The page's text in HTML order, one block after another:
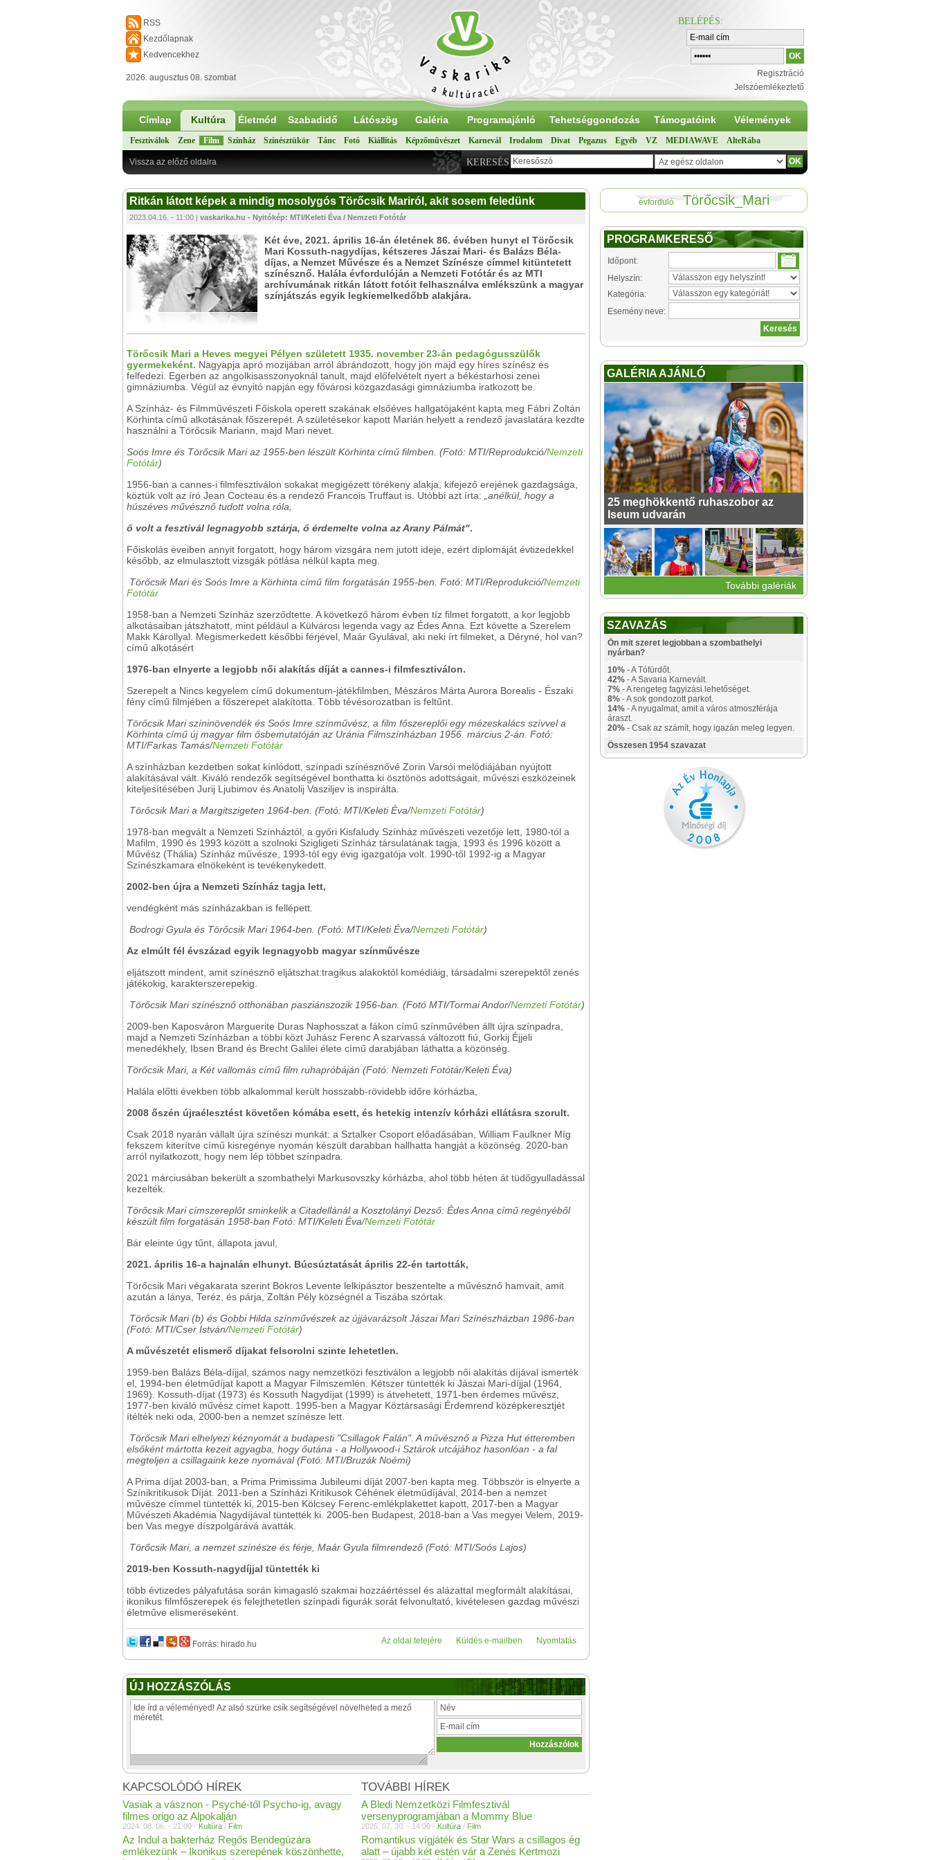
RSS
Kezdőlapnak
Kedvencekhez
2026. augusztus 08. szombat
BELÉPÉS:
Regisztráció
Jelszóemlékeztető
Címlap Kultúra Életmód Szabadidő Látószög Galéria Programajánló Tehetséggondozás Támogatóink Vélemények
Fesztiválok Zene Film Színház Színésztükör Tánc Fotó Kiállítás Képzőművészet Karnevál Irodalom Divat Pegazus Egyéb VZ MEDIAWAVE AlteRába
KERESÉS
Vissza az előző oldalra
Ritkán látott képek a mindig mosolygós Törőcsik Mariról, akit sosem feledünk
2023.04.16. - 11:00 | vaskarika.hu - Nyitókép: MTI/Keleti Éva / Nemzeti Fotótár
Két éve, 2021. április 16-án életének 86. évében hunyt el Törőcsik
Mari Kossuth-nagydíjas, kétszeres Jászai Mari- és Balázs Béla-
díjas, a Nemzet Művésze és a Nemzet Színésze címmel kitüntetett
színésznő. Halála évfordulóján a Nemzeti Fotótár és az MTI
archívumának ritkán látott fotóit felhasználva emlékszünk a magyar
színjátszás egyik legkiemelkedőbb alakjára.
Törőcsik Mari a Heves megyei Pélyen született 1935. november 23-án pedagógusszülők
gyermekeként. Nagyapja apró mozijában arról ábrándozott, hogy jön majd egy híres színész és
felfedezi. Egerben az angolkisasszonyoknál tanult, majd előfelvételt nyert a békéstarhosi zenei
gimnáziumba. Végül az évnyitó napján egy fővárosi közgazdasági gimnáziumba iratkozott be.
A Színház- és Filmművészeti Főiskola operett szakának elsőéves hallgatójaként kapta meg Fábri Zoltán
Körhinta című alkotásának főszerepét. A születésekor kapott Marián helyett a rendező javaslatára kezdte
használni a Törőcsik Mariann, majd Mari nevet.
Soós Imre és Törőcsik Mari az 1955-ben lészült Körhinta című filmben. (Fotó: MTI/Reprodukció/Nemzeti
Fotótár)
1956-ban a cannes-i filmfesztiválon sokakat megigézett törékeny alakja, kifejező erejének gazdagsága,
köztük volt az író Jean Cocteau és a rendező Francois Truffaut is. Utóbbi azt írta:
„anélkül, hogy a
húszéves művésznő tudott volna róla,
ő volt a fesztivál legnagyobb sztárja, ő érdemelte volna az Arany Pálmát".
Főiskolás éveiben annyit forgatott, hogy három vizsgára nem jutott ideje, ezért diplomáját évtizedekkel
később, az elmulasztott vizsgák pótlása nélkül kapta meg.
Törőcsik Mari és Soós Imre a Körhinta című film forgatásán 1955-ben. Fotó: MTI/Reprodukció/Nemzeti
Fotótár
1958-ban a Nemzeti Színház szerződtette. A következő három évben tíz filmet forgatott, a kor legjobb
alkotásaiban játszhatott, mint például a Külvárosi legenda vagy az Édes Anna. Ezt követte a Szerelem
Makk Károllyal. Megismerkedett későbbi férjével, Maár Gyulával, aki neki írt filmeket, a Déryné, hol van?
című alkotásért
1976-ban elnyerte a legjobb női alakítás díját a cannes-i filmfesztiválon.
Szerepelt a Nincs kegyelem című dokumentum-játékfilmben, Mészáros Márta Aurora Borealis - Északi
fény című filmjében a főszerepet alakította. Több tévésorozatban is feltűnt.
Törőcsik Mari színinövendék és Soós Imre színművész, a film főszereplői egy mézeskalács szívvel a
Körhinta című új magyar film ősbemutatóján az Uránia Filmszínházban 1956. március 2-án. Fotó:
MTI/Farkas Tamás/Nemzeti Fotótár
A színházban kezdetben sokat kínlódott, színpadi színésznővé Zorin Varsói melódiájában nyújtott
alakításával vált. Kiváló rendezők segítségével bonthatta ki ösztönös adottságait, művészi eszközeinek
kiteljesítésében Jurij Ljubimov és Anatolij Vasziljev is inspirálta.
Törőcsik Mari a Margitszigeten 1964-ben. (Fotó: MTI/Keleti Éva/Nemzeti Fotótár)
1978-ban megvált a Nemzeti Színháztól, a győri Kisfaludy Színház művészeti vezetője lett, 1980-tól a
Mafilm, 1990 és 1993 között a szolnoki Szigligeti Színház társulatának tagja, 1993 és 1996 között a
Művész (Thália) Színház művésze, 1993-tól egy évig igazgatója volt. 1990-től 1992-ig a Magyar
Színészkamara elnökeként is tevékenykedett.
2002-ben újra a Nemzeti Színház tagja lett,
vendégként más színházakban is fellépett.
Bodrogi Gyula és Törőcsik Mari 1964-ben. (Fotó: MTI/Keleti Éva/Nemzeti Fotótár)
Az elmúlt fél évszázad egyik legnagyobb magyar színművésze
eljátszott mindent, amit színésznő eljátszhat:tragikus alakoktól komédiáig, társadalmi szerepektől zenés
játékokig, karakterszerepekig.
Törőcsik Mari színésznő otthonában pasziánszozik 1956-ban. (Fotó MTI/Tormai Andor/Nemzeti Fotótár)
2009-ben Kaposváron Marguerite Duras Naphosszat a fákon című színművében állt újra színpadra,
majd a Nemzeti Színházban a többi közt Juhász Ferenc A szarvassá változott fiú, Gorkij Éjjeli
menedékhely, Ibsen Brand és Brecht Galilei élete című darabjában láthatta a közönség.
Törőcsik Mari, a Két vallomás című film ruhapróbáján (Fotó: Nemzeti Fotótár/Keleti Éva)
Halála előtti években több alkalommal került hosszabb-rövidebb időre kórházba,
2008 őszén újraélesztést követően kómába esett, és hetekig intenzív kórházi ellátásra szorult.
Csak 2018 nyarán vállalt újra színészi munkát: a Sztalker Csoport előadásában, William Faulkner Míg
fekszem kiterítve című kisregénye nyomán készült darabban hallhatta hangját a közönség. 2020-ban
arról nyilatkozott, hogy nem lép többet színpadra.
2021 márciusában bekerült a szombathelyi Markusovszky kórházba, ahol több héten át tüdőgyulladással
kezelték.
Törőcsik Mari címszereplőt sminkelik a Citadellánál a Kosztolányi Dezső: Édes Anna című regényéből
készült film forgatásán 1958-ban Fotó: MTI/Keleti Éva/Nemzeti Fotótár
Bár eleinte úgy tűnt, állapota javul,
2021. április 16-a hajnalán elhunyt. Búcsúztatását április 22-én tartották,
Törőcsik Mari végakarata szerint Bokros Levente lelkipásztor beszentelte a művésznő hamvait, amit
azután a lánya, Teréz, és párja, Zoltán Pély községnél a Tiszába szórtak.
Törőcsik Mari (b) és Gobbi Hilda színművészek az újjávarázsolt Jászai Mari Színészházban 1986-ban
(Fotó: MTI/Cser István/Nemzeti Fotótár)
A művészetét elismerő díjakat felsorolni szinte lehetetlen.
1959-ben Balázs Béla-díjjal, számos nagy nemzetközi fesztiválon a legjobb női alakítás díjával ismerték
el, 1994-ben életműdíjat kapott a Magyar Filmszemlén. Kétszer tüntették ki Jászai Mari-díjjal (1964,
1969). Kossuth-díjat (1973) és Kossuth Nagydíjat (1999) is átvehetett, 1971-ben érdemes művész,
1977-ben kiváló művész címet kapott. 1995-ben a Magyar Köztársasági Érdemrend középkeresztjét
ítélték neki oda, 2000-ben a nemzet színésze lett.
Törőcsik Mari elhelyezi kéznyomát a budapesti "Csillagok Falán". A művésznő a Pizza Hut étteremben
elsőként mártotta kezeit agyagba, hogy őutána - a Hollywood-i Sztárok utcájához hasonlóan - a fal
megteljen a csillagaink keze nyomával (Fotó: MTI/Bruzák Noémi)
A Prima díjat 2003-ban, a Prima Primissima Jubileumi díját 2007-ben kapta meg. Többször is elnyerte a
Színikritikusok Díját. 2011-ben a Színházi Kritikusok Céhének életműdíjával, 2014-ben a nemzet
művésze címmel tüntették ki, 2015-ben Kölcsey Ferenc-emlékplakettet kapott, 2017-ben a Magyar
Művészeti Akadémia Nagydíjával tüntették ki. 2005-ben Budapest, 2018-ban a Vas megyei Velem, 2019-
ben Vas megye díszpolgárává avatták.
Törőcsik Mari, a nemzet színésze és férje, Maár Gyula filmrendező (Fotó: MTI/Soós Lajos)
2019-ben Kossuth-nagydíjjal tüntették ki
több évtizedes pályafutása során kimagasló szakmai hozzáértéssel és alázattal megformált alakításai,
ikonikus filmfőszerepek és felejthetetlen színpadi figurák sorát felvonultató, kivételesen gazdag művészi
életműve elismeréseként.
Nyomtatás
Küldés e-mailben
Az oldal tetejére
Forrás: hirado.hu
ÚJ HOZZÁSZÓLÁS
TOVÁBBI HÍREK
A Bledi Nemzetközi Filmfesztivál
versenyprogramjában a Mommy Blue
2026. 07. 30. - 14:00 - Kultúra / Film
Romantikus vígjáték és Star Wars a csillagos ég
alatt – újabb két estén vár a Zenés Kertmozi
KAPCSOLÓDÓ HÍREK
Vasiak a vásznon - Psyché-től Psycho-ig, avagy
filmes origo az Alpokalján
2024. 08. 06. - 21:00 - Kultúra / Film
Az Indul a bakterház Regős Bendegúzára
emlékezünk – Ikonikus szerepének köszönhette,
évforduló Törőcsik_Mari
PROGRAMKERESŐ
Időpont:
Helyszín:
Kategória:
Esemény neve:
GALÉRIA AJÁNLÓ
25 meghökkentő ruhaszobor az
Iseum udvarán
További galériák
SZAVAZÁS
Ön mit szeret legjobban a szombathelyi
nyárban?
10% - A Tófürdőt.
42% - A Savaria Karnevált.
7% - A rengeteg fagyizási lehetőséget.
8% - A sok gondozott parkot.
14% - A nyugalmat, amit a város atmoszférája
áraszt.
20% - Csak az számít, hogy igazán meleg legyen.
Összesen 1954 szavazat